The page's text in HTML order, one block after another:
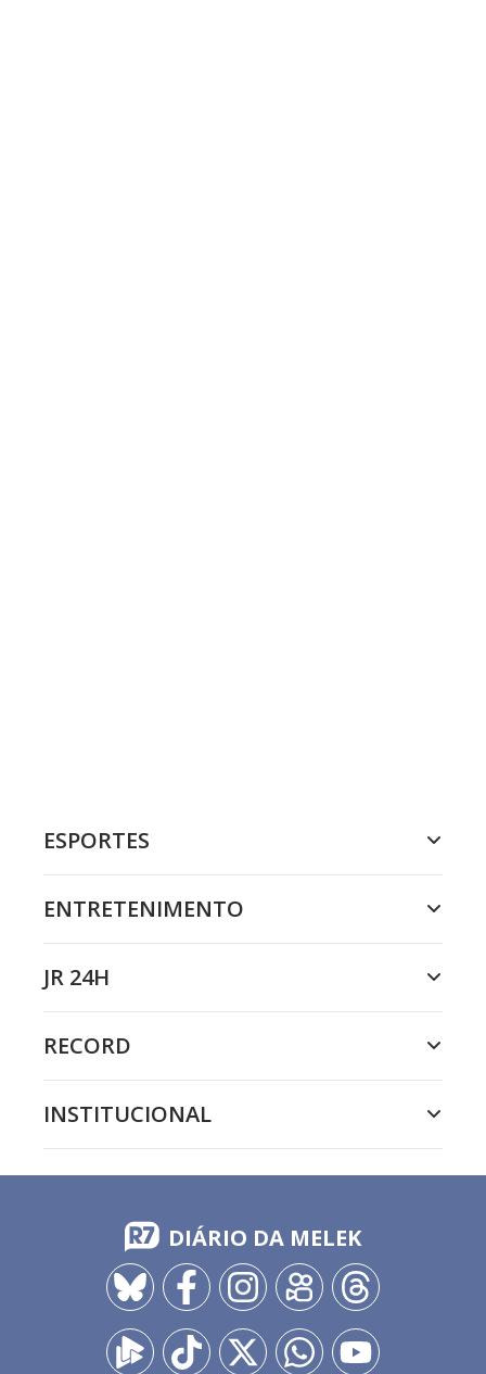
ESPORTES
ENTRETENIMENTO
JR 24H
RECORD
INSTITUCIONAL
DIÁRIO DA MELEK